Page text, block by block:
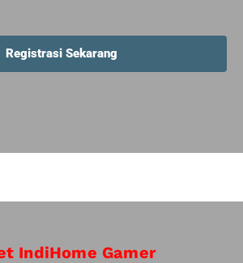
Registrasi Sekarang
IndiHome Gamer